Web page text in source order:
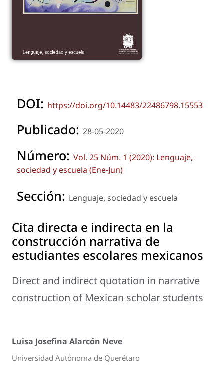
DOI: https://doi.org/10.14483/22486798.15553
Publicado: 28-05-2020
Número: Vol. 25 Núm. 1 (2020): Lenguaje,
sociedad y escuela (Ene-Jun)
Sección: Lenguaje, sociedad y escuela
Cita directa e indirecta en la
construcción narrativa de
estudiantes escolares mexicanos
Direct and indirect quotation in narrative
construction of Mexican scholar students
Luisa Josefina Alarcón Neve
Universidad Autónoma de Querétaro